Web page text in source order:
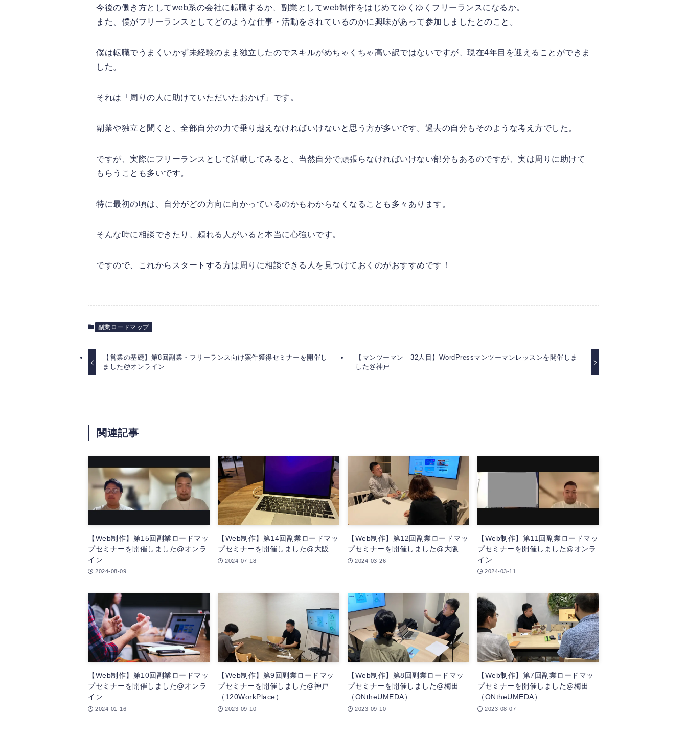
今後の働き方としてweb系の会社に転職するか、副業としてweb制作をはじめてゆくゆくフリーランスになるか。
また、僕がフリーランスとしてどのような仕事・活動をされているのかに興味があって参加しましたとのこと。
僕は転職でうまくいかず未経験のまま独立したのでスキルがめちゃくちゃ高い訳ではないですが、現在4年目を迎えることができま
した。
それは「周りの人に助けていただいたおかげ」です。
副業や独立と聞くと、全部自分の力で乗り越えなければいけないと思う方が多いです。過去の自分もそのような考え方でした。
ですが、実際にフリーランスとして活動してみると、当然自分で頑張らなければいけない部分もあるのですが、実は周りに助けて
もらうことも多いです。
特に最初の頃は、自分がどの方向に向かっているのかもわからなくなることも多々あります。
そんな時に相談できたり、頼れる人がいると本当に心強いです。
ですので、これからスタートする方は周りに相談できる人を見つけておくのがおすすめです！
副業ロードマップ
【営業の基礎】第8回副業・フリーランス向け案件獲得セミナーを開催し
ました@オンライン
【マンツーマン｜32人目】WordPressマンツーマンレッスンを開催しま
した@神戸
関連記事
【Web制作】第15回副業ロードマッ
プセミナーを開催しました@オンラ
イン
2024-08-09
【Web制作】第14回副業ロードマッ
プセミナーを開催しました@大阪
2024-07-18
【Web制作】第12回副業ロードマッ
プセミナーを開催しました@大阪
2024-03-26
【Web制作】第11回副業ロードマッ
プセミナーを開催しました@オンラ
イン
2024-03-11
【Web制作】第10回副業ロードマッ
プセミナーを開催しました@オンラ
イン
2024-01-16
【Web制作】第9回副業ロードマッ
プセミナーを開催しました@神戸
（120WorkPlace）
2023-09-10
【Web制作】第8回副業ロードマッ
プセミナーを開催しました@梅田
（ONtheUMEDA）
2023-09-10
【Web制作】第7回副業ロードマッ
プセミナーを開催しました@梅田
（ONtheUMEDA）
2023-08-07